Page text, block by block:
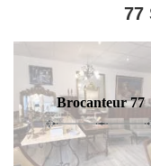
77
Brocanteur 77